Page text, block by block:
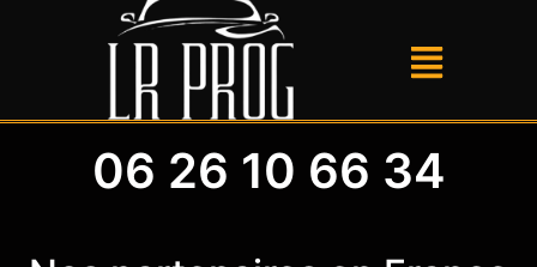
06 26 10 66 34